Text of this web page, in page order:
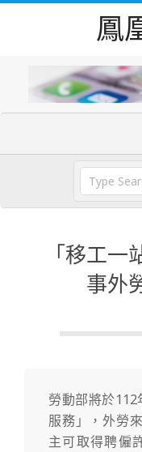
鳳
「移工
事外
勞動部將於
服務」，外勞
主可取得聘僱